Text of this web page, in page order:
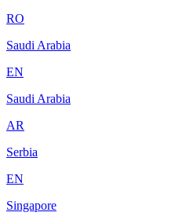
RO
Saudi Arabia
EN
Saudi Arabia
AR
Serbia
EN
Singapore